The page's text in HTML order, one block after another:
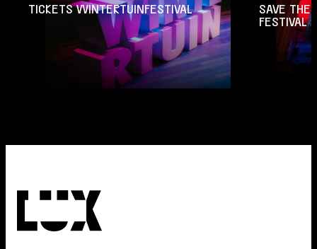
TICKETS WINTERTUINFESTIVAL
SAVE THE
FESTIVAL